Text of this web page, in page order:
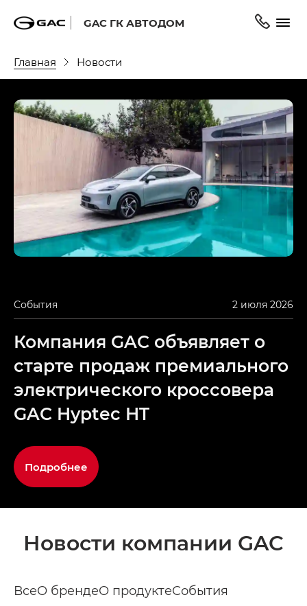
GAC ГК АВТОДОМ
Главная Новости
События 2 июля 2026
Компания GAC объявляет о
старте продаж премиального
электрического кроссовера
GAC Hyptec HT
Подробнее
Новости компании GAC
ВсеО брендеО продуктеСобытия